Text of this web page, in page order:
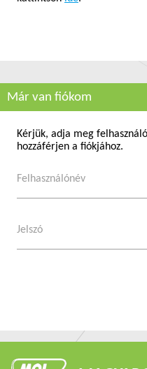
Már van fiókom
Kérjük, adja meg
hozzáférjen a fiókjához.
Felhasználónév
Jelszó